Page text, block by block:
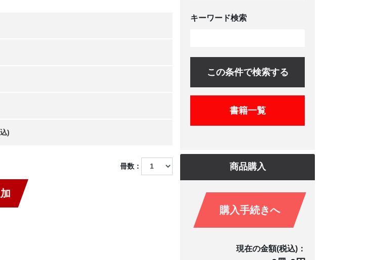
)
冊数：
キーワード検索
この条件で検索する
書籍一覧
商品購入
購入手続きへ
現在の金額(税込)：